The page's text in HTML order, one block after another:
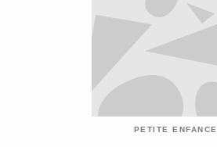
PETITE ENFANCE